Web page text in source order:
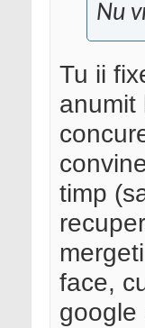
Nu
Tu ii
anumit
timp
face,
google